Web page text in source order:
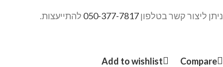
ניתן ליצור קשר בטלפון050-377-7817 להתייעצות.
Compare
Add to wishlist